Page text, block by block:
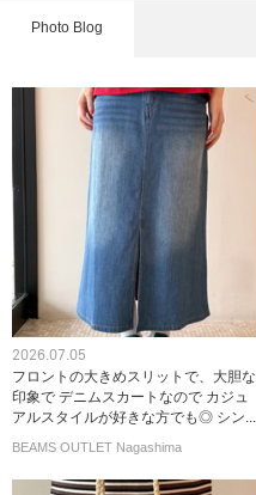
Photo Blog
2026.07.05
フロントの大きめスリットで、大胆な
印象で デニムスカートなので カジュ
アルスタイルが好きな方でも◎ シン...
BEAMS OUTLET Nagashima